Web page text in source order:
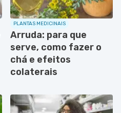
PLANTAS MEDICINAIS
Arruda: para que
serve, como fazer o
chá e efeitos
colaterais